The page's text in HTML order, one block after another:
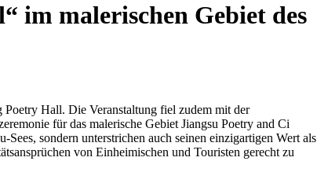
im malerischen Gebiet des
Hall. Die Veranstaltung fiel zudem mit der
für das malerische Gebiet Jiangsu Poetry and Ci
sondern unterstrichen auch seinen einzigartigen Wert als
von Einheimischen und Touristen gerecht zu